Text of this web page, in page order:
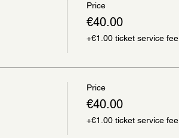
Price
€40.00
+€1.00 ticket service fee
Price
€40.00
+€1.00 ticket service fee